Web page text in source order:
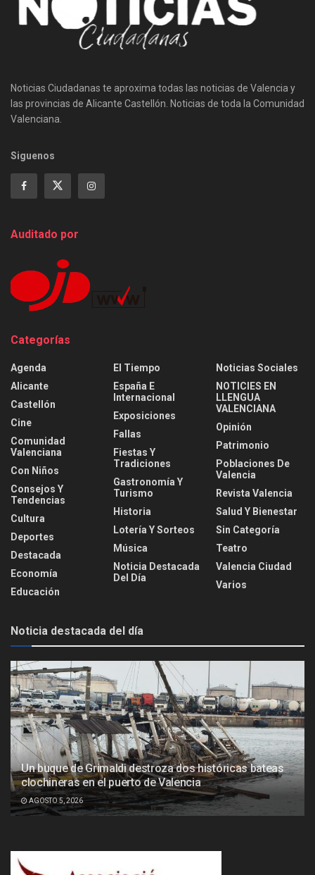
Noticias Ciudadanas te aproxima todas las noticias de Valencia y
las provincias de Alicante Castellón. Noticias de toda la Comunidad
Valenciana.
Siguenos
Auditado por
Categorías
Agenda
Alicante
Castellón
Cine
Comunidad
Valenciana
Con Niños
Consejos Y
Tendencias
Cultura
Deportes
Destacada
Economía
Educación
El Tiempo
España E
Internacional
Exposiciones
Fallas
Fiestas Y
Tradiciones
Gastronomía Y
Turismo
Historia
Lotería Y Sorteos
Música
Noticia Destacada
Del Día
Noticias Sociales
NOTICIES EN
LLENGUA
VALENCIANA
Opinión
Patrimonio
Poblaciones De
Valencia
Revista Valencia
Salud Y Bienestar
Sin Categoría
Teatro
Valencia Ciudad
Varios
Noticia destacada del día
Un buque de Grimaldi destroza dos históricas bateas
clochineras en el puerto de Valencia
AGOSTO 5, 2026